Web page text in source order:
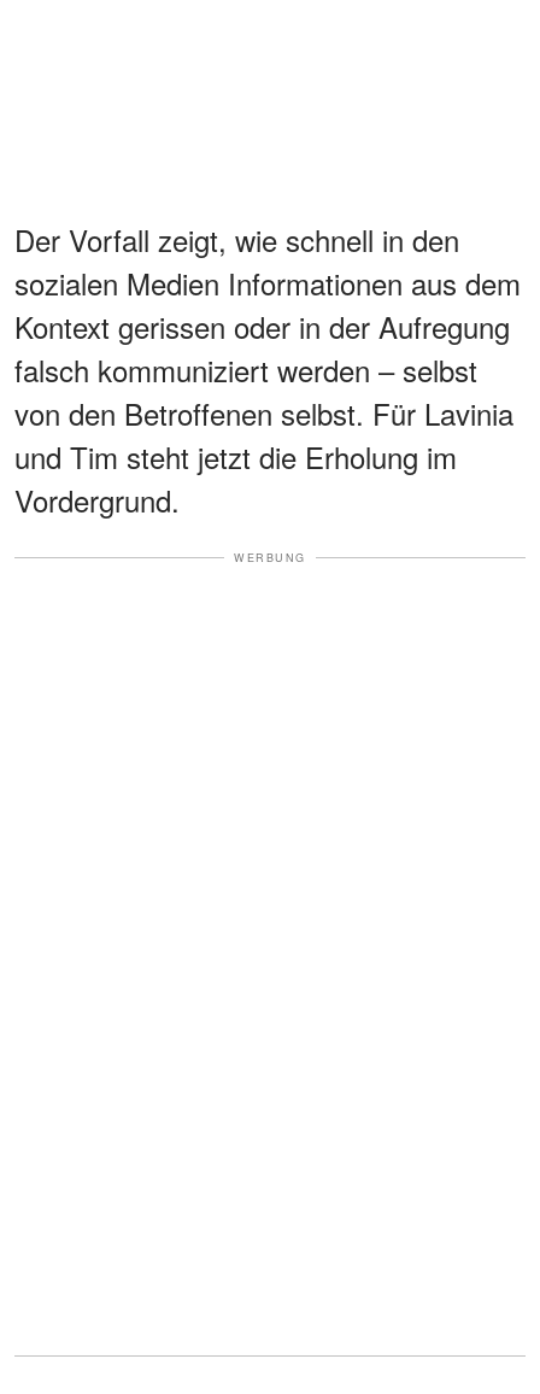
Der Vorfall zeigt, wie schnell in den
sozialen Medien Informationen aus dem
Kontext gerissen oder in der Aufregung
falsch kommuniziert werden – selbst
von den Betroffenen selbst. Für Lavinia
und Tim steht jetzt die Erholung im
Vordergrund.
WERBUNG